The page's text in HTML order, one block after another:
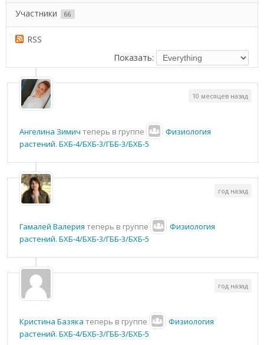
Участники 66
RSS
Показать:
Ангелина Зимич теперь в группе
Физиология
растений. БХБ-4/БХБ-3/ГББ-3/БХБ-5
10 месяцев назад
Гамалей Валерия теперь в группе
Физиология
растений. БХБ-4/БХБ-3/ГББ-3/БХБ-5
год назад
Кристина Базяка теперь в группе
Физиология
растений. БХБ-4/БХБ-3/ГББ-3/БХБ-5
год назад